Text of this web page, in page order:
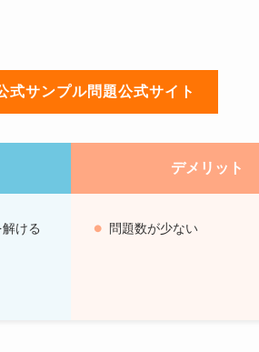
式サンプル問題公式サイト
デメリット
ける
問題数が少ない